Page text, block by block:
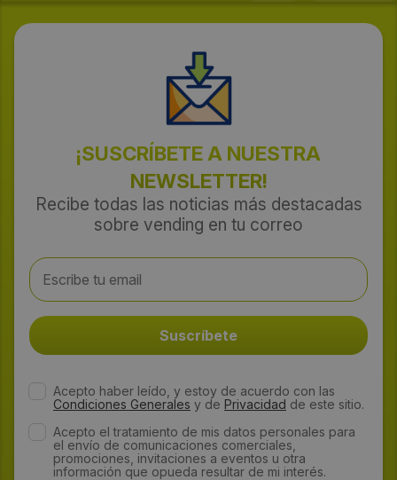
¡SUSCRÍBETE A NUESTRA
NEWSLETTER!
Recibe todas las noticias más destacadas
sobre vending en tu correo
Acepto haber leído, y estoy de acuerdo con las
Condiciones Generales y de Privacidad de este sitio.
Acepto el tratamiento de mis datos personales para
el envío de comunicaciones comerciales,
promociones, invitaciones a eventos u otra
información que opueda resultar de mi interés.